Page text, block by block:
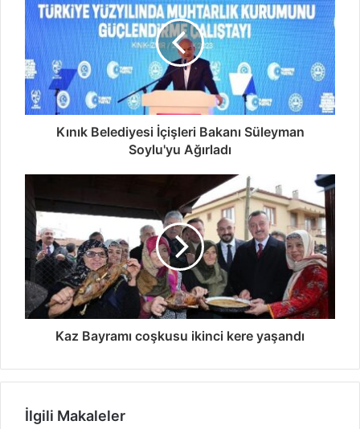
Kınık Belediyesi İçişleri Bakanı Süleyman
Soylu'yu Ağırladı
Kaz Bayramı coşkusu ikinci kere yaşandı
İlgili Makaleler